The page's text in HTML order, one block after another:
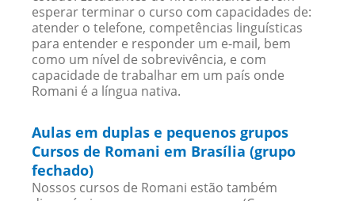
esperar terminar o curso com capacidades de:
atender o telefone, competências linguísticas
para entender e responder um e-mail, bem
como um nível de sobrevivência, e com
capacidade de trabalhar em um país onde
Romani é a língua nativa.
Aulas em duplas e pequenos grupos
Cursos de Romani em Brasília (grupo
fechado)
Nossos cursos de Romani estão também